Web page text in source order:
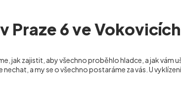
Praze 6 ve Vokovicích
jak zajistit, aby všechno proběhlo hladce, a jak vám
a my se o všechno postaráme za vás. U